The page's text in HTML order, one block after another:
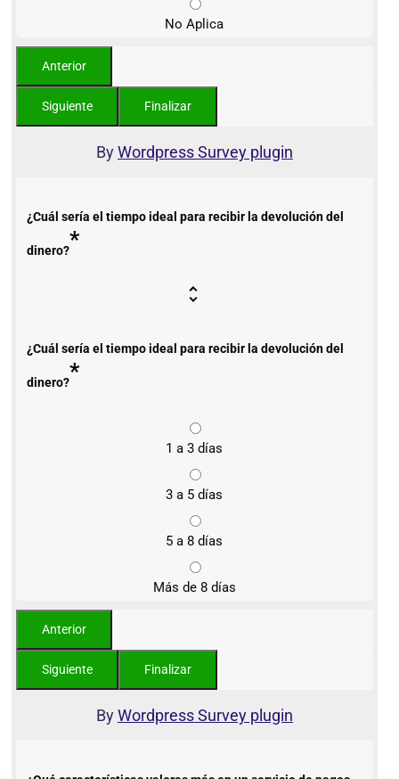
No Aplica
ByWordpress Survey plugin
¿Cuál sería el tiempo ideal para recibir la devolución del
dinero?*
¿Cuál sería el tiempo ideal para recibir la devolución del
dinero?*
1 a 3 días
3 a 5 días
5 a 8 días
Más de 8 días
ByWordpress Survey plugin